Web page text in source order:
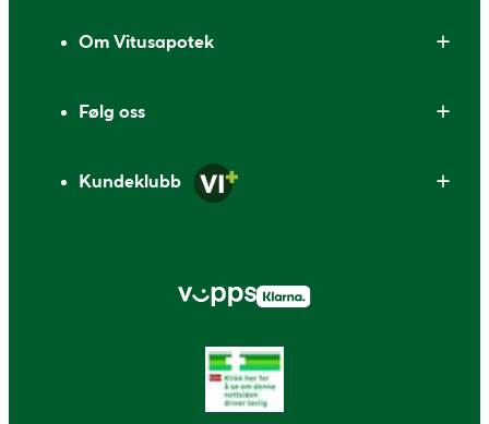
Om Vitusapotek
Følg oss
Kundeklubb